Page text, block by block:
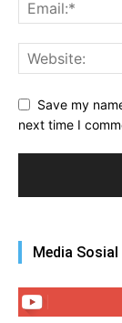
Save my
next time I
Media Sosial